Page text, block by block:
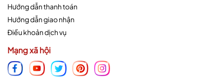
Hướng dẫn thanh toán
Hướng dẫn giao nhận
Điều khoản dịch vụ
Mạng xã hội